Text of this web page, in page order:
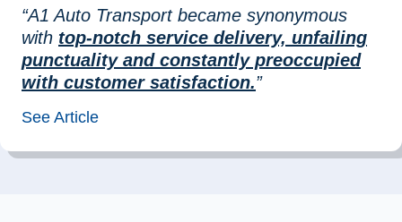
“A1 Auto Transport became synonymous
with top-notch service delivery, unfailing
punctuality and constantly preoccupied
with customer satisfaction.”
See Article